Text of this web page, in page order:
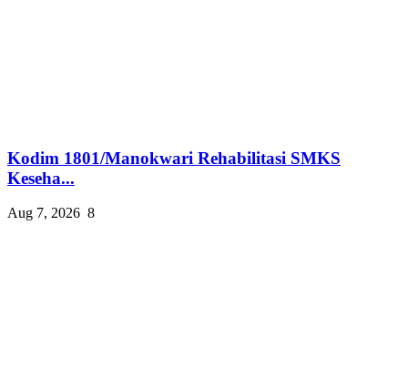
Kodim 1801/Manokwari Rehabilitasi SMKS
Keseha...
Aug 7, 2026 8